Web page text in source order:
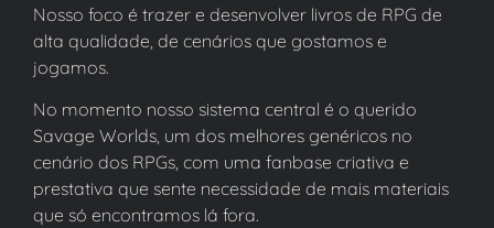
Nosso foco é trazer e desenvolver livros de RPG de
alta qualidade, de cenários que gostamos e
jogamos.
No momento nosso sistema central é o querido
Savage Worlds, um dos melhores genéricos no
cenário dos RPGs, com uma fanbase criativa e
prestativa que sente necessidade de mais materiais
que só encontramos lá fora.